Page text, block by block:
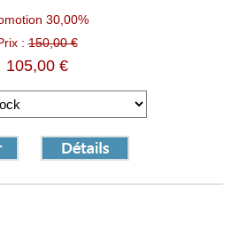
30,00%
:150,00 €
105,00 €